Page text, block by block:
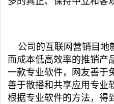
公司的互联网营销目地
而成本低高效率的推销产
一款专业软件，网友善于
善于散播和共享应用专业
根据专业软件的方法，得